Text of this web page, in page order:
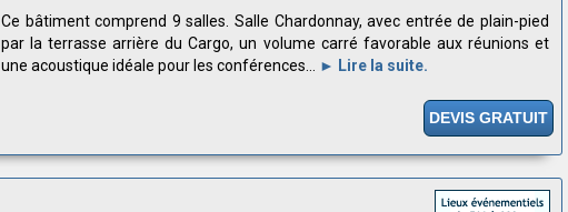
Ce bâtiment comprend 9 salles. Salle Chardonnay, avec entrée de plain-pied
par la terrasse arrière du Cargo, un volume carré favorable aux réunions et
une acoustique idéale pour les conférences...
► Lire la suite.
DEVIS GRATUIT